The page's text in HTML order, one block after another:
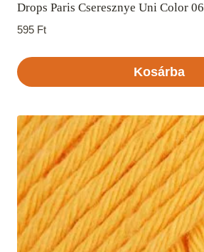
Drops Paris Cseresznye Uni Color 06
595 Ft
Kosárba